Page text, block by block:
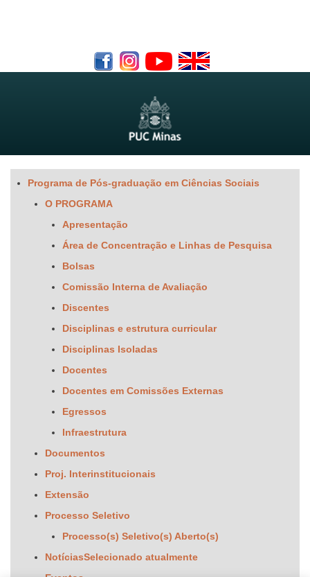
Programa de Pós-graduação em Ciências Sociais
O PROGRAMA
Apresentação
Área de Concentração e Linhas de Pesquisa
Bolsas
Comissão Interna de Avaliação
Discentes
Disciplinas e estrutura curricular
Disciplinas Isoladas
Docentes
Docentes em Comissões Externas
Egressos
Infraestrutura
Documentos
Proj. Interinstitucionais
Extensão
Processo Seletivo
Processo(s) Seletivo(s) Aberto(s)
NotíciasSelecionado atualmente